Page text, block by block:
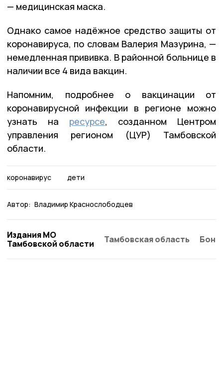
— медицинская маска.
Однако самое надёжное средство защиты от
коронавируса, по словам Валерия Мазурина, —
немедленная прививка. В районной больнице в
наличии все 4 вида вакцин.
Напомним, подробнее о вакцинации от
коронавирусной инфекции в регионе можно
узнать на ресурсе, созданном Центром
управления регионом (ЦУР) Тамбовской
области.
коронавирус дети
Автор: Владимир Краснослободцев
Издания МО
Тамбовской области
Тамбовская область